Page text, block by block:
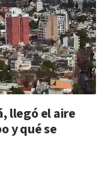
llegó el aire
y qué se